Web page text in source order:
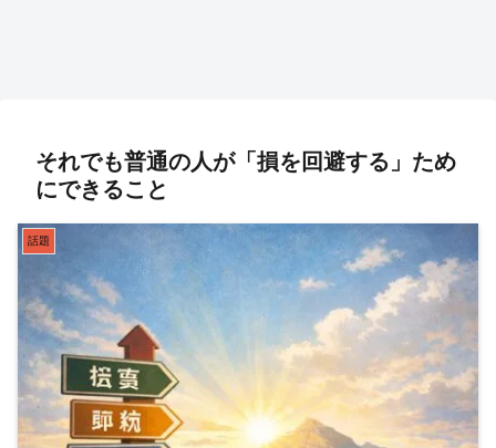
それでも普通の人が「損を回避する」ため
にできること
話題